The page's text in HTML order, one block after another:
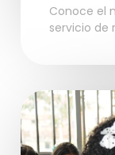
Conoce el
servicio de